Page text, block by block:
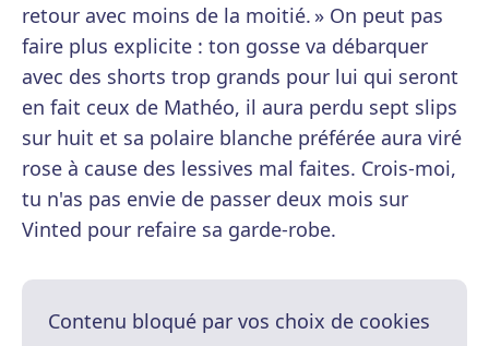
retour avec moins de la moitié. » On peut pas
faire plus explicite : ton gosse va débarquer
avec des shorts trop grands pour lui qui seront
en fait ceux de Mathéo, il aura perdu sept slips
sur huit et sa polaire blanche préférée aura viré
rose à cause des lessives mal faites. Crois-moi,
tu n'as pas envie de passer deux mois sur
Vinted pour refaire sa garde-robe.
Contenu bloqué par vos choix de cookies